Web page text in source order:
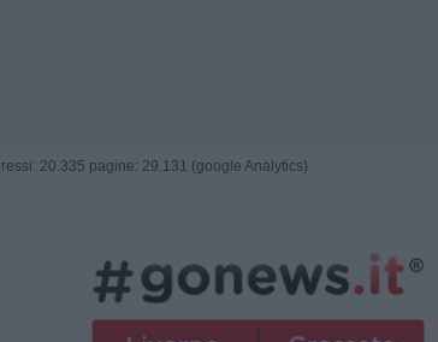
20.335 pagine: 29.131 (google Analytics)